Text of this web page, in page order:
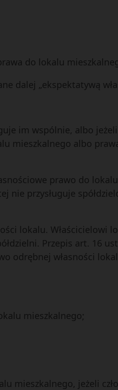
do lokalu
dalej „ekspektatywą
im wspólnie, albo
mieszkalnego albo
prawo do
nie przysługuje
lokalu. Właścicielowi
Przepis art. 16
odrębnej własności
mieszkalnego;
mieszkalnego, jeżeli